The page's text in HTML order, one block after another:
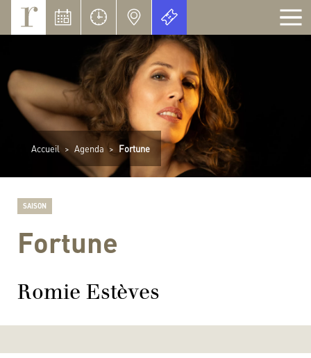
Accueil > Agenda > Fortune
SAISON
Fortune
Romie Estèves
Panneau de gestion des cookies